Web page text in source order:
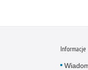
Informacje